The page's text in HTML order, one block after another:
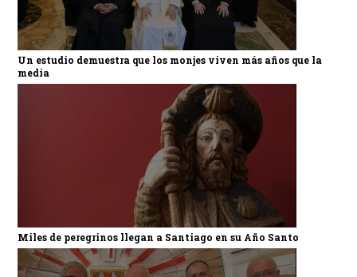
Un estudio demuestra que los monjes viven más años que la
media
Miles de peregrinos llegan a Santiago en su Año Santo